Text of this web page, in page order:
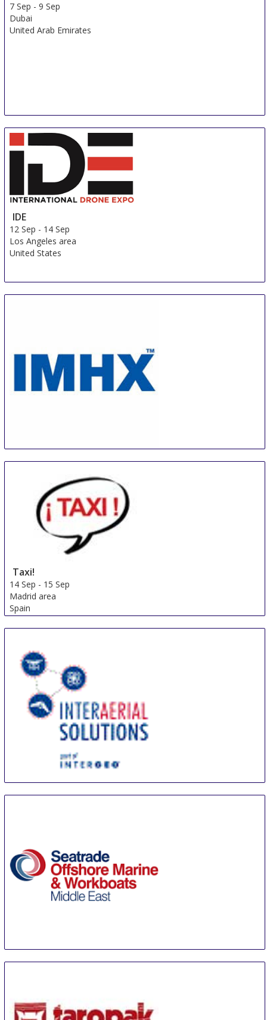
7 Sep -9 Sep
Dubai
United Arab Emirates
IDE
12 Sep - 14 Sep
Los Angeles area
United States
United Kingdom
Taxi!
14 Sep - 15 Sep
Madrid area
Spain